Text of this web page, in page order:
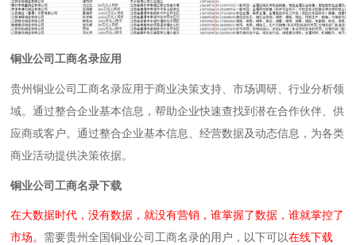
铜业公司工商名录应用
贵州铜业公司工商名录应用于商业决策支持、市场调研、行业分析领
域。通过整合企业基本信息，帮助企业快速查找到潜在合作伙伴、供
应商或客户。通过整合企业基本信息、经营数据及动态信息，为各类
商业活动提供决策依据。
铜业公司工商名录下载
在大数据时代，没有数据，就没有营销，谁掌握了数据，谁就掌控了
市场。 需要贵州全国铜业公司工商名录的用户，以下可以在线下载